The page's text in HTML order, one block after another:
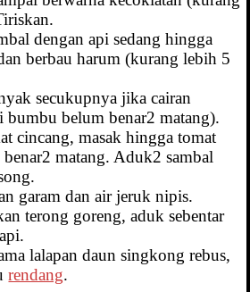
dengan api sedang hingga
berbau harum (kurang lebih 5
secukupnya jika cairan
bumbu belum benar2 matang).
cincang, masak hingga tomat
matang. Aduk2 sambal
garam dan air jeruk nipis.
terong goreng, aduk sebentar
lalapan daun singkong rebus,
rendang.